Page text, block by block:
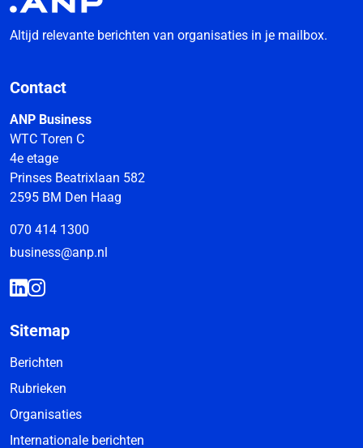
Altijd relevante berichten van organisaties in je mailbox.
Contact
ANP Business
WTC Toren C
4e etage
Prinses Beatrixlaan 582
2595 BM Den Haag
070 414 1300
business@anp.nl
Sitemap
Berichten
Rubrieken
Organisaties
Internationale berichten